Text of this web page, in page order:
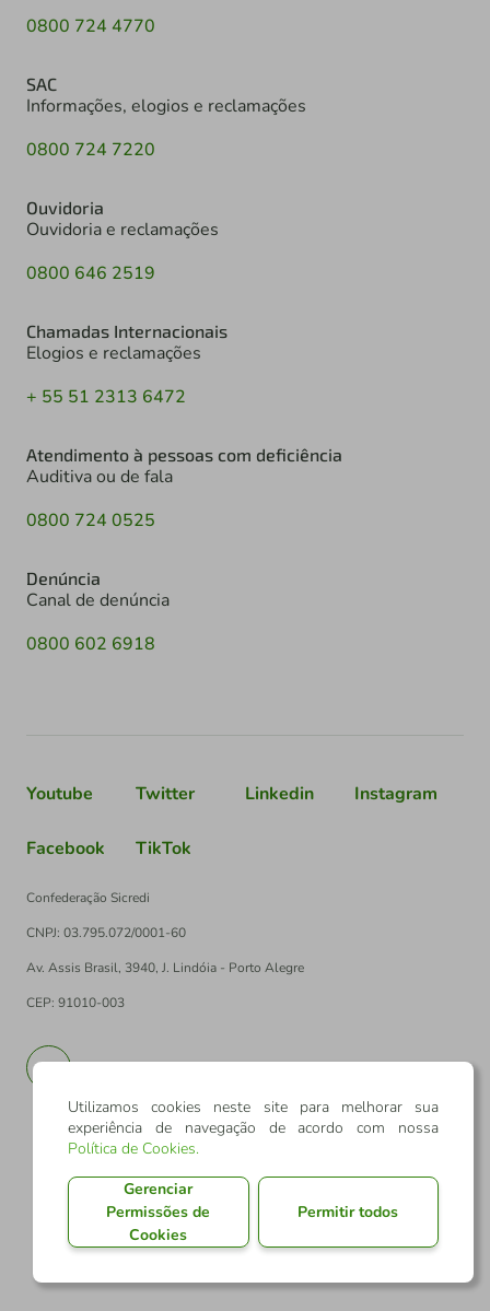
0800 724 4770
SAC
Informações, elogios e reclamações
0800 724 7220
Ouvidoria
Ouvidoria e reclamações
0800 646 2519
Chamadas Internacionais
Elogios e reclamações
+ 55 51 2313 6472
Atendimento à pessoas com deficiência
Auditiva ou de fala
0800 724 0525
Denúncia
Canal de denúncia
0800 602 6918
Youtube Twitter Linkedin Instagram
Facebook TikTok
Confederação Sicredi
CNPJ: 03.795.072/0001-60
Av. Assis Brasil, 3940, J. Lindóia - Porto Alegre
CEP: 91010-003
PT
EN
Utilizamos cookies neste site para melhorar sua
experiência de navegação de acordo com nossa
Política de Cookies.
Gerenciar
Permissões de
Cookies
Permitir todos